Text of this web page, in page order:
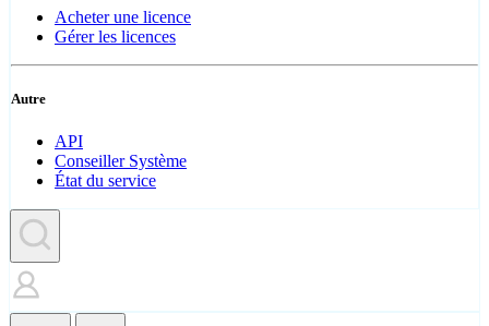
Acheter une licence
Gérer les licences
Autre
API
Conseiller Système
État du service